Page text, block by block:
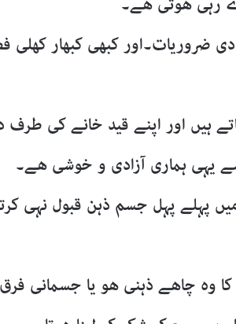
ضروریات۔اور کبھی کبھار
ہیں اور اپنے قید خانے کی طرف
یہی ہماری آزادی و خوشی ھے۔
پہلے پہل جسم ذہن قبول نہی
کا وہ چاھے ذہنی ھو یا جسمانی